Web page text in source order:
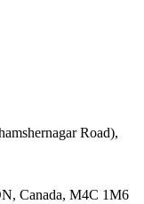
Road),
Canada, M4C 1M6